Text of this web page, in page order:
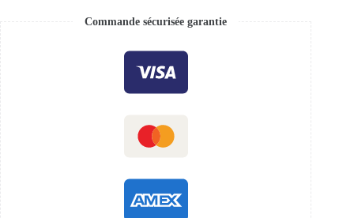
Commande sécurisée garantie